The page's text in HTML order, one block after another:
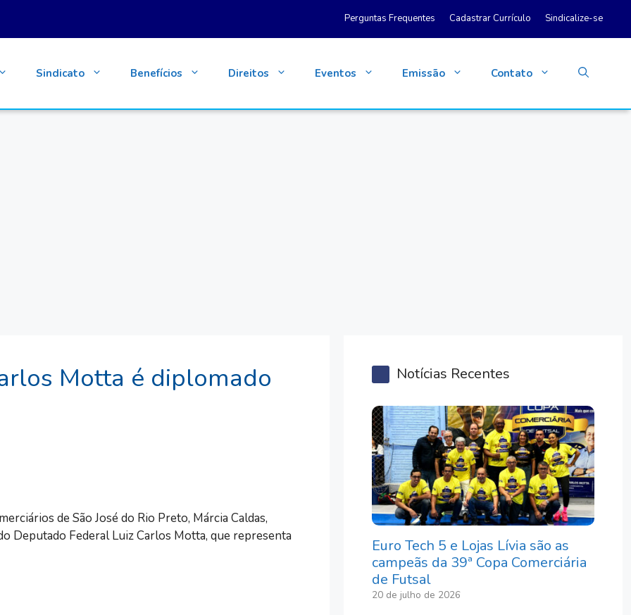
Perguntas Frequentes Cadastrar Currículo Sindicalize-se
Sindicato Benefícios Direitos Eventos Emissão Contato
Motta é diplomado
de São José do Rio Preto, Márcia Caldas,
Deputado Federal Luiz Carlos Motta, que representa
Notícias Recentes
Euro Tech 5 e Lojas Lívia são as
campeãs da 39ª Copa Comerciária
de Futsal
20 de julho de 2026